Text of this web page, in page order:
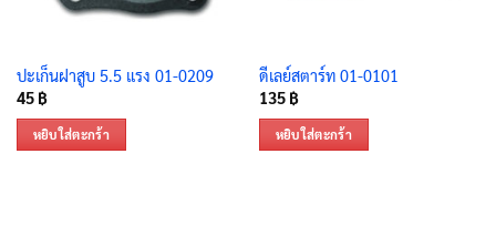
ปะเก็นฝาสูบ 5.5 แรง 01-0209
45 ฿
หยิบใส่ตะกร้า
ดีเลย์สตาร์ท 01-0101
135 ฿
หยิบใส่ตะกร้า